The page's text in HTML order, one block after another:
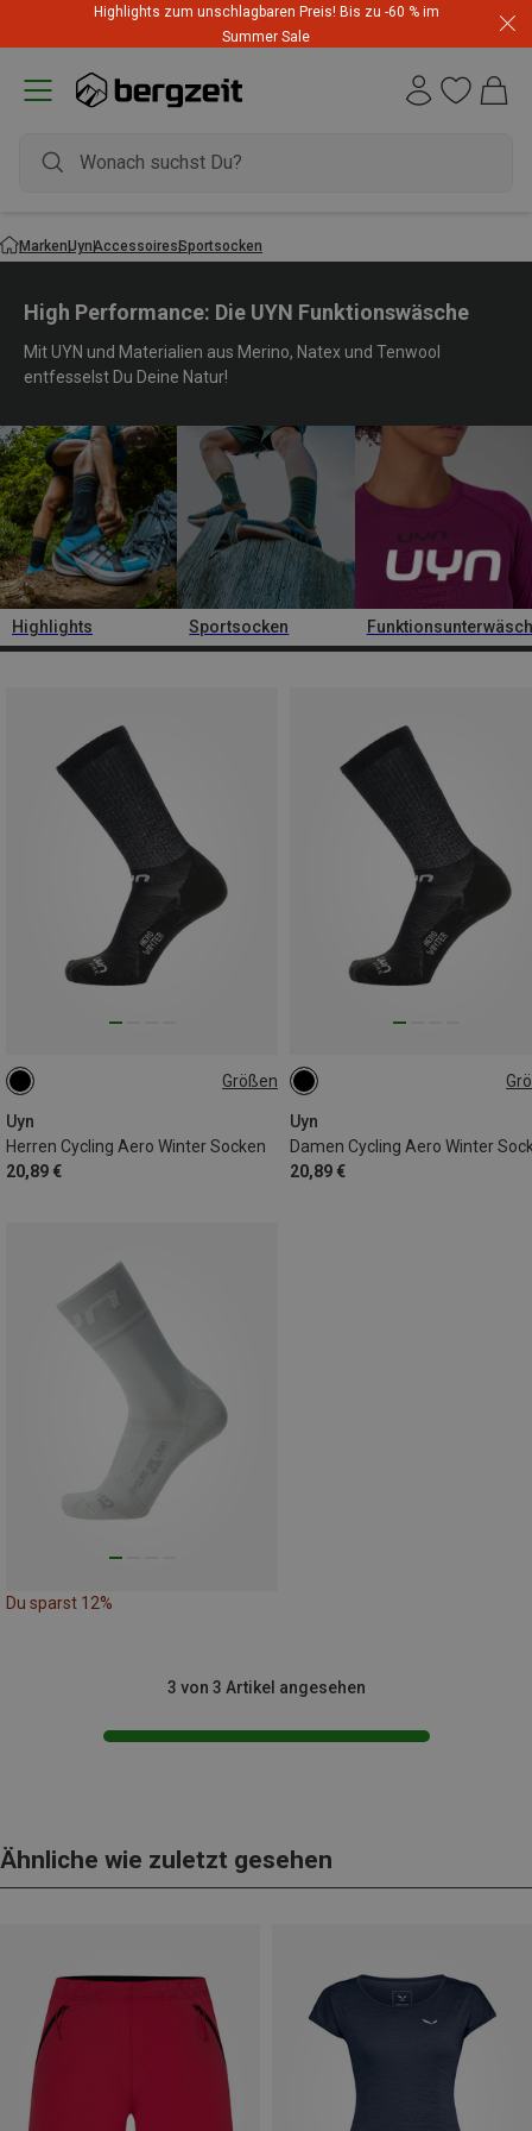
Highlights zum unschlagbaren Preis! Bis zu -60 % im
Summer Sale
MarkenUynAccessoiresSportsocken
High Performance: Die UYN Funktionswäsche
Mit UYN und Materialien aus Merino, Natex und Tenwool
entfesselst Du Deine Natur!
Highlights Sportsocken
Größen
Uyn
Herren Cycling Aero Winter Socken
20,89 €
39|40|41 45|46|47
Uyn
Damen Cycling Aero Winter
20,89 €
37|38
Du sparst 12%
3 von 3 Artikel angesehen
Ähnliche wie zuletzt gesehen